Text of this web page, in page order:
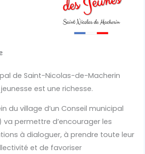
de Saint-Nicolas-de-Macherin
est une richesse.
du village d’un Conseil municipal
va permettre d’encourager les
à dialoguer, à prendre toute leur
et de favoriser